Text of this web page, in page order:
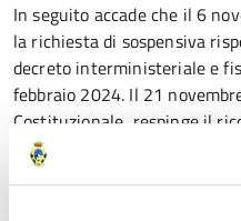
In seguito accade che il 6
la richiesta di sospensiva
decreto interministeriale e
febbraio 2024. Il 21
Costituzionale respinge il
norme stabilite dalla legge di